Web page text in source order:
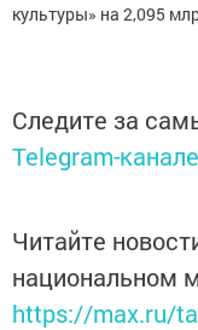
культуры» на 2,095
Следите за
Telegram-канале
Читайте
национальном
https://max.ru/